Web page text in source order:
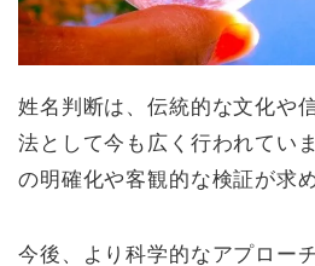
姓名判断は、伝統的な文化や
法として今も広く行われてい
の明確化や客観的な検証が求
今後、より科学的なアプロー